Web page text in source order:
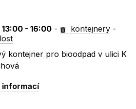
- 16:00 - kontejnery -
kontejner pro bioodpad v ulici K
informací